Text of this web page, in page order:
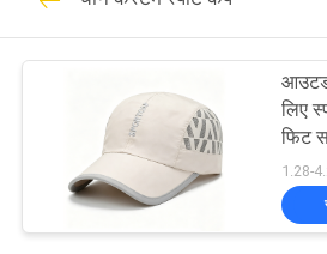
उत्पादोंमुद्रित बेसबॉल
लिए
फिट